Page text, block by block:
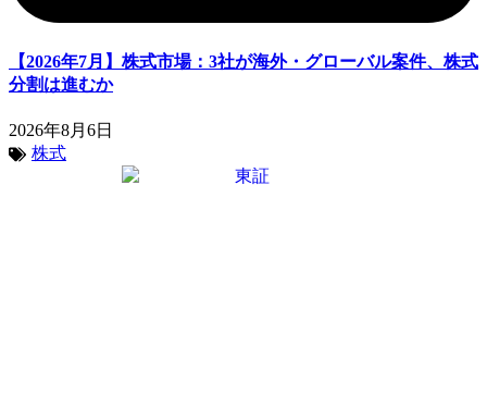
【2026年7月】株式市場：3社が海外・グローバル案件、株式
分割は進むか
2026年8月6日
株式